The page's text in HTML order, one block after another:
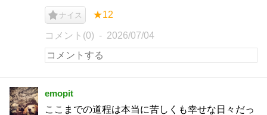
ナイス ★12
コメント(0) 2026/07/04
emopit
ここまでの道程は本当に苦しくも幸せな日々だっ